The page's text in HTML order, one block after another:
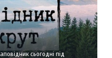
сьогодні під